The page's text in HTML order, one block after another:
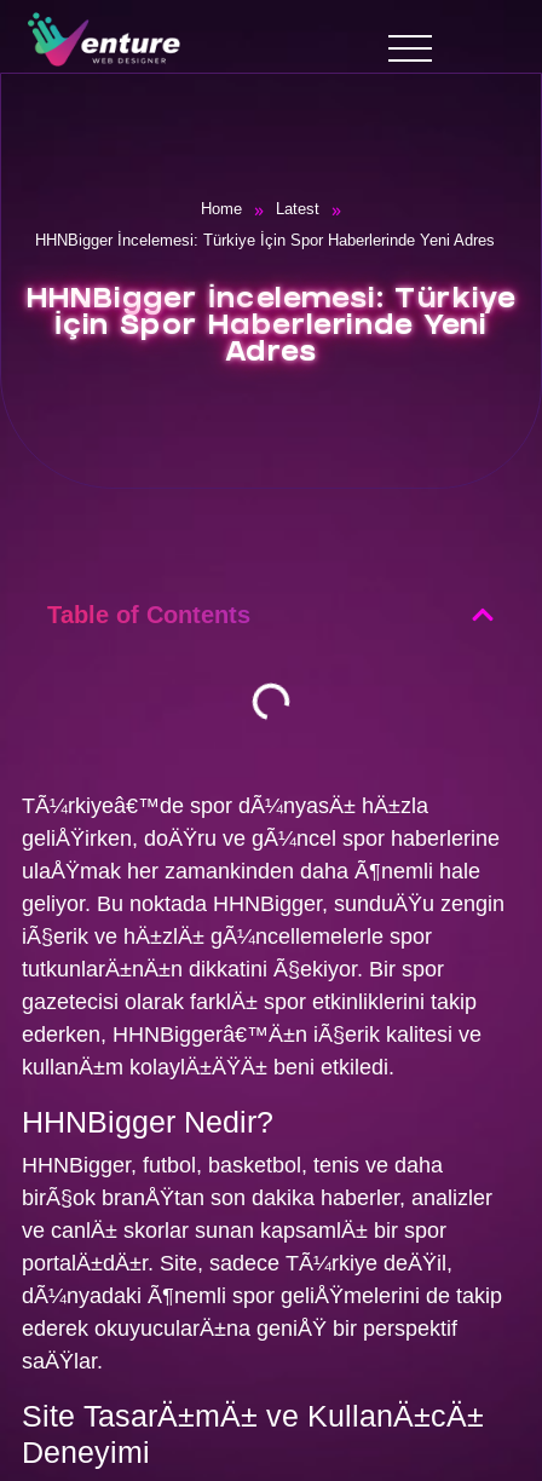
Home » Latest »
HHNBigger İncelemesi: Türkiye İçin Spor Haberlerinde Yeni Adres
HHNBigger İncelemesi: Türkiye
İçin Spor Haberlerinde Yeni
Adres
Table of Contents
TÃ¼rkiyeâ€™de spor dÃ¼nyasÄ± hÄ±zla
geliÅŸirken, doÄŸru ve gÃ¼ncel spor haberlerine
ulaÅŸmak her zamankinden daha Ã¶nemli hale
geliyor. Bu noktada HHNBigger, sunduÄŸu zengin
iÃ§erik ve hÄ±zlÄ± gÃ¼ncellemelerle spor
tutkunlarÄ±nÄ±n dikkatini Ã§ekiyor. Bir spor
gazetecisi olarak farklÄ± spor etkinliklerini takip
ederken, HHNBiggerâ€™Ä±n iÃ§erik kalitesi ve
kullanÄ±m kolaylÄ±ÄŸÄ± beni etkiledi.
HHNBigger Nedir?
HHNBigger, futbol, basketbol, tenis ve daha
birÃ§ok branÅŸtan son dakika haberler, analizler
ve canlÄ± skorlar sunan kapsamlÄ± bir spor
portalÄ±dÄ±r. Site, sadece TÃ¼rkiye deÄŸil,
dÃ¼nyadaki Ã¶nemli spor geliÅŸmelerini de takip
ederek okuyucularÄ±na geniÅŸ bir perspektif
saÄŸlar.
Site TasarÄ±mÄ± ve KullanÄ±cÄ±
Deneyimi